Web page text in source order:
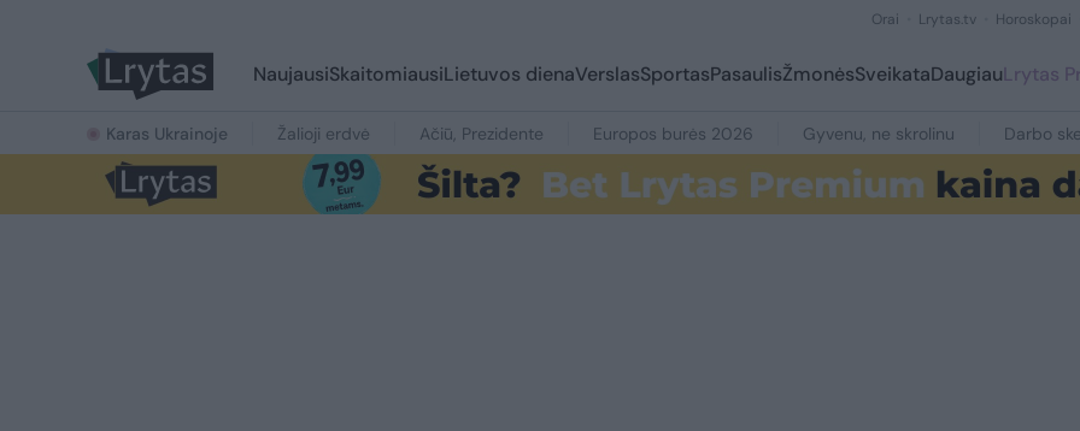
Orai Lrytas.tv Horoskopai
NaujausiSkaitomiausiLietuvos dienaVerslasSportasPasaulisŽmonėsSveikataDaugiauLrytas
Karas Ukrainoje Žalioji erdvė Ačiū, Prezidente Europos burės 2026 Gyvenu, ne skrolinu Darbo